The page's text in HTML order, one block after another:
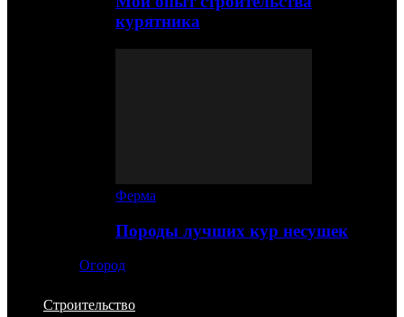
курятника
Ферма
Породы лучших кур несушек
Огород
Строительство